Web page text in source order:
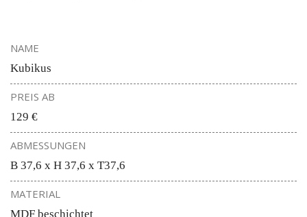
NAME
Kubikus
PREIS AB
129 €
ABMESSUNGEN
B 37,6 x H 37,6 x T37,6
MATERIAL
MDF beschichtet